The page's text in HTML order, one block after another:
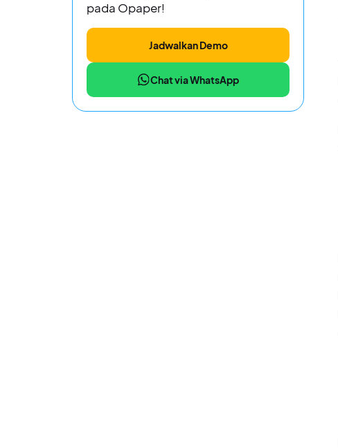
pada Opaper!
Jadwalkan Demo
Chat via WhatsApp